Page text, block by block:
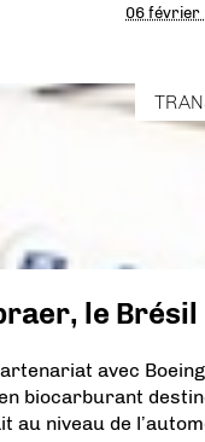
06 février
le
avec
biocarburant
au niveau de